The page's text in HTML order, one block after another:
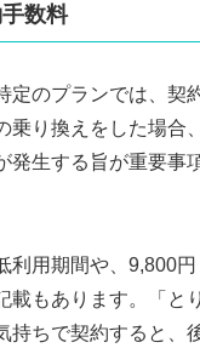
数料
定のプランでは、契
乗り換えをした場合、
発生する旨が重要事
利用期間や、9,800
載もあります。「と
持ちで契約すると、